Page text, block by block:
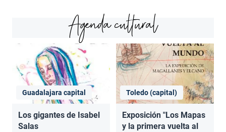
Agenda cultural
Guadalajara capital
Los gigantes de Isabel
Salas
Toledo (capital)
Exposición "Los Mapas
y la primera vuelta al